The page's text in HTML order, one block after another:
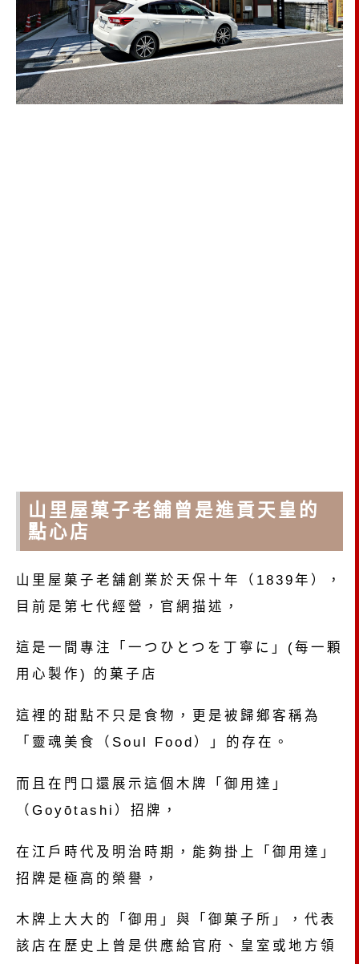
山里屋菓子老舗曾是進貢天皇的
點心店
山里屋菓子老舗創業於天保十年（1839年），
目前是第七代經營，官網描述，
這是一間專注「一つひとつを丁寧に」(每一顆
用心製作) 的菓子店
這裡的甜點不只是食物，更是被歸鄉客稱為
「靈魂美食（Soul Food）」的存在。
而且在門口還展示這個木牌「御用達」
（Goyōtashi）招牌，
在江戶時代及明治時期，能夠掛上「御用達」
招牌是極高的榮譽，
木牌上大大的「御用」與「御菓子所」，代表
該店在歷史上曾是供應給官府、皇室或地方領